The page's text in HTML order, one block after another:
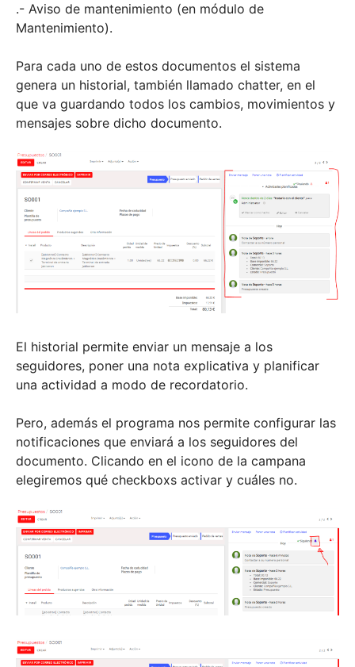
.- Aviso de mantenimiento (en módulo de
Mantenimiento).
Para cada uno de estos documentos el sistema
genera un historial, también llamado chatter, en el
que va guardando todos los cambios, movimientos y
mensajes sobre dicho documento.
El historial permite enviar un mensaje a los
seguidores, poner una nota explicativa y planificar
una actividad a modo de recordatorio.
Pero, además el programa nos permite configurar las
notificaciones que enviará a los seguidores del
documento. Clicando en el icono de la campana
elegiremos qué checkboxs activar y cuáles no.